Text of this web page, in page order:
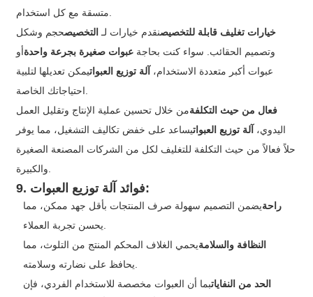
متسقة مع كل استخدام.
خيارات تغليف قابلة للتخصيصنقدم خيارات لـ التخصيصحجم وشكل
وتصميم الحقائب. سواء كنت بحاجةعبوات صغيرة بجرعة واحدةأو
عبوات أكبر متعددة الاستخدام، آلة توزيع العبواتيمكن تعديلها لتلبية
احتياجاتك الخاصة.
فعال من حيث التكلفةمن خلال تحسين عملية الإنتاج وتقليل العمل
اليدوي، آلة توزيع العبواتيساعد على خفض تكاليف التشغيل، مما يوفر
حلاً فعالاً من حيث التكلفة للتغليف لكل من الشركات المصنعة الصغيرة
والكبيرة.
9. فوائد آلة توزيع العبوات :
راحةيضمن التصميم سهولة صرف المنتجات بأقل جهد ممكن، مما
يحسن تجربة العملاء.
النظافة والسلامةيحمي الغلاف المحكم المنتج من التلوث، مما
يحافظ على نضارته وسلامته.
الحد من النفاياتبما أن العبوات مخصصة للاستخدام الفردي، فإن